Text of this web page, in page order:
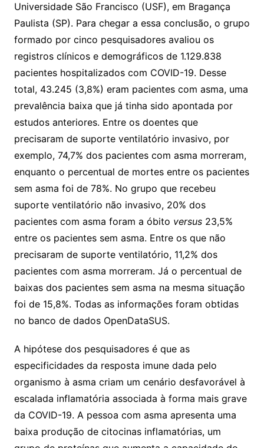
Universidade São Francisco (USF), em Bragança
Paulista (SP). Para chegar a essa conclusão, o grupo
formado por cinco pesquisadores avaliou os
registros clínicos e demográficos de 1.129.838
pacientes hospitalizados com COVID-19. Desse
total, 43.245 (3,8%) eram pacientes com asma, uma
prevalência baixa que já tinha sido apontada por
estudos anteriores. Entre os doentes que
precisaram de suporte ventilatório invasivo, por
exemplo, 74,7% dos pacientes com asma morreram,
enquanto o percentual de mortes entre os pacientes
sem asma foi de 78%. No grupo que recebeu
suporte ventilatório não invasivo, 20% dos
pacientes com asma foram a óbito versus23,5%
entre os pacientes sem asma. Entre os que não
precisaram de suporte ventilatório, 11,2% dos
pacientes com asma morreram. Já o percentual de
baixas dos pacientes sem asma na mesma situação
foi de 15,8%. Todas as informações foram obtidas
no banco de dados OpenDataSUS.
A hipótese dos pesquisadores é que as
especificidades da resposta imune dada pelo
organismo à asma criam um cenário desfavorável à
escalada inflamatória associada à forma mais grave
da COVID-19. A pessoa com asma apresenta uma
baixa produção de citocinas inflamatórias, um